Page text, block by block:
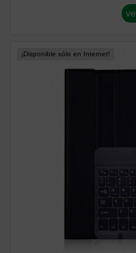
¡Disponible sólo en Internet!